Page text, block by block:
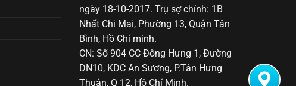
ngày 18-10-2017. Trụ sợ chính: 1B
Nhất Chi Mai, Phường 13, Quận Tân
Bình, Hồ Chí minh.
CN: Số 904 CC Đông Hưng 1, Đường
DN10, KDC An Sương, P.Tân Hưng
Thuận, Q 12, Hồ Chí Minh.